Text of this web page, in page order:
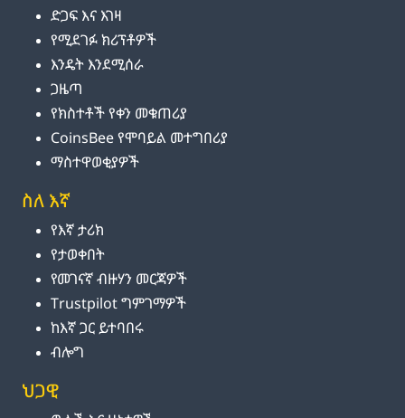
ድጋፍ እና እገዛ
የሚደገፉ ክሪፕቶዎች
እንዴት እንደሚሰራ
ጋዜጣ
የክስተቶች የቀን መቁጠሪያ
CoinsBee የሞባይል መተግበሪያ
ማስተዋወቂያዎች
ስለ እኛ
የእኛ ታሪክ
የታወቀበት
የመገናኛ ብዙሃን መርጃዎች
Trustpilot ግምገማዎች
ከእኛ ጋር ይተባበሩ
ብሎግ
ህጋዊ